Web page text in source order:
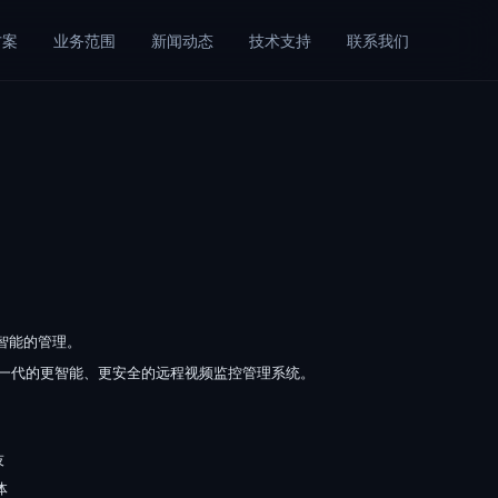
业务范围 新闻动态 技术支持 联系我们
的管理。
的更智能、更安全的远程视频监控管理系统。